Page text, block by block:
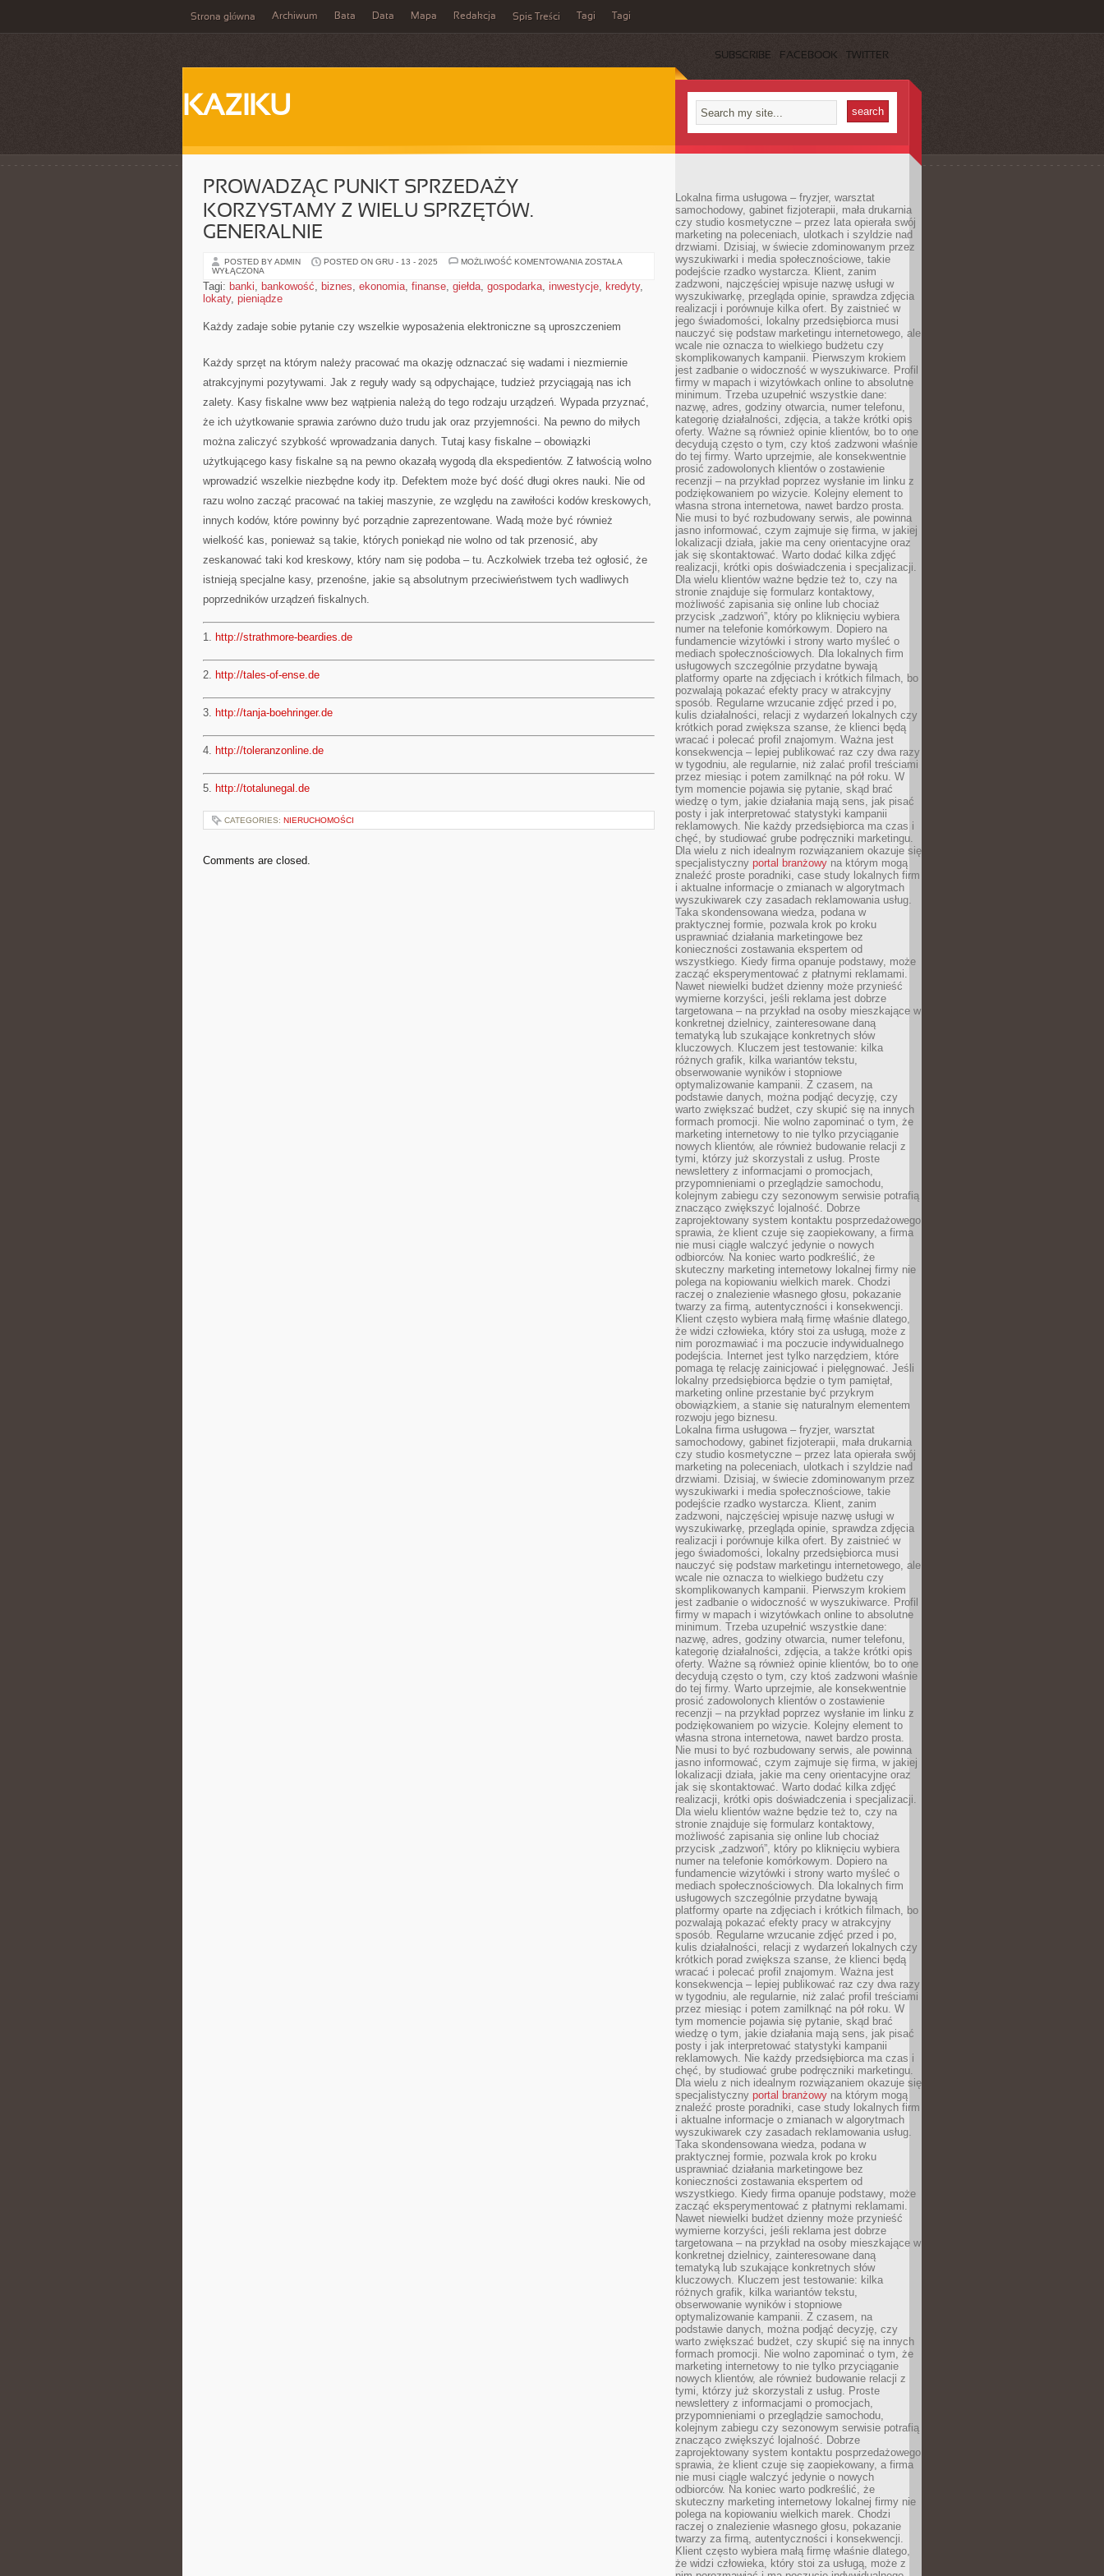
Strona główna Archiwum Bata Data Mapa Redakcja Spis Treści Tagi Tagi
SUBSCRIBE FACEBOOK TWITTER
KAZIKU
PROWADZĄC PUNKT SPRZEDAŻY
KORZYSTAMY Z WIELU SPRZĘTÓW.
GENERALNIE
POSTED BY ADMIN POSTED ON GRU - 13 - 2025 MOŻLIWOŚĆ KOMENTOWANIA PROWADZĄC
KORZYSTAMY
GENERALNIE
ZOSTAŁA
WYŁĄCZONA
Tagi: banki, bankowość, biznes, ekonomia, finanse, giełda, gospodarka, inwestycje, kredyty,
lokaty, pieniądze
Każdy zadaje sobie pytanie czy wszelkie wyposażenia elektroniczne są uproszczeniem
Każdy sprzęt na którym należy pracować ma okazję odznaczać się wadami i niezmiernie
atrakcyjnymi pozytywami. Jak z reguły wady są odpychające, tudzież przyciągają nas ich
zalety. Kasy fiskalne www bez wątpienia należą do tego rodzaju urządzeń. Wypada przyznać,
że ich użytkowanie sprawia zarówno dużo trudu jak oraz przyjemności. Na pewno do miłych
można zaliczyć szybkość wprowadzania danych. Tutaj kasy fiskalne – obowiązki
użytkującego kasy fiskalne są na pewno okazałą wygodą dla ekspedientów. Z łatwością wolno
wprowadzić wszelkie niezbędne kody itp. Defektem może być dość długi okres nauki. Nie od
razu wolno zacząć pracować na takiej maszynie, ze względu na zawiłości kodów kreskowych,
innych kodów, które powinny być porządnie zaprezentowane. Wadą może być również
wielkość kas, ponieważ są takie, których poniekąd nie wolno od tak przenosić, aby
zeskanować taki kod kreskowy, który nam się podoba – tu. Aczkolwiek trzeba też ogłosić, że
istnieją specjalne kasy, przenośne, jakie są absolutnym przeciwieństwem tych wadliwych
poprzedników urządzeń fiskalnych.
1. http://strathmore-beardies.de
2. http://tales-of-ense.de
3. http://tanja-boehringer.de
4. http://toleranzonline.de
5. http://totalunegal.de
CATEGORIES: NIERUCHOMOŚCI
Comments are closed.
Lokalna firma usługowa – fryzjer, warsztat
samochodowy, gabinet fizjoterapii, mała drukarnia
czy studio kosmetyczne – przez lata opierała swój
marketing na poleceniach, ulotkach i szyldzie nad
drzwiami. Dzisiaj, w świecie zdominowanym przez
wyszukiwarki i media społecznościowe, takie
podejście rzadko wystarcza. Klient, zanim
zadzwoni, najczęściej wpisuje nazwę usługi w
wyszukiwarkę, przegląda opinie, sprawdza zdjęcia
realizacji i porównuje kilka ofert. By zaistnieć w
jego świadomości, lokalny przedsiębiorca musi
nauczyć się podstaw marketingu internetowego, ale
wcale nie oznacza to wielkiego budżetu czy
skomplikowanych kampanii. Pierwszym krokiem
jest zadbanie o widoczność w wyszukiwarce. Profil
firmy w mapach i wizytówkach online to absolutne
minimum. Trzeba uzupełnić wszystkie dane:
nazwę, adres, godziny otwarcia, numer telefonu,
kategorię działalności, zdjęcia, a także krótki opis
oferty. Ważne są również opinie klientów, bo to one
decydują często o tym, czy ktoś zadzwoni właśnie
do tej firmy. Warto uprzejmie, ale konsekwentnie
prosić zadowolonych klientów o zostawienie
recenzji – na przykład poprzez wysłanie im linku z
podziękowaniem po wizycie. Kolejny element to
własna strona internetowa, nawet bardzo prosta.
Nie musi to być rozbudowany serwis, ale powinna
jasno informować, czym zajmuje się firma, w jakiej
lokalizacji działa, jakie ma ceny orientacyjne oraz
jak się skontaktować. Warto dodać kilka zdjęć
realizacji, krótki opis doświadczenia i specjalizacji.
Dla wielu klientów ważne będzie też to, czy na
stronie znajduje się formularz kontaktowy,
możliwość zapisania się online lub chociaż
przycisk „zadzwoń”, który po kliknięciu wybiera
numer na telefonie komórkowym. Dopiero na
fundamencie wizytówki i strony warto myśleć o
mediach społecznościowych. Dla lokalnych firm
usługowych szczególnie przydatne bywają
platformy oparte na zdjęciach i krótkich filmach, bo
pozwalają pokazać efekty pracy w atrakcyjny
sposób. Regularne wrzucanie zdjęć przed i po,
kulis działalności, relacji z wydarzeń lokalnych czy
krótkich porad zwiększa szanse, że klienci będą
wracać i polecać profil znajomym. Ważna jest
konsekwencja – lepiej publikować raz czy dwa razy
w tygodniu, ale regularnie, niż zalać profil treściami
przez miesiąc i potem zamilknąć na pół roku. W
tym momencie pojawia się pytanie, skąd brać
wiedzę o tym, jakie działania mają sens, jak pisać
posty i jak interpretować statystyki kampanii
reklamowych. Nie każdy przedsiębiorca ma czas i
chęć, by studiować grube podręczniki marketingu.
Dla wielu z nich idealnym rozwiązaniem okazuje się
specjalistyczny portal branżowy na którym mogą
znaleźć proste poradniki, case study lokalnych firm
i aktualne informacje o zmianach w algorytmach
wyszukiwarek czy zasadach reklamowania usług.
Taka skondensowana wiedza, podana w
praktycznej formie, pozwala krok po kroku
usprawniać działania marketingowe bez
konieczności zostawania ekspertem od
wszystkiego. Kiedy firma opanuje podstawy, może
zacząć eksperymentować z płatnymi reklamami.
Nawet niewielki budżet dzienny może przynieść
wymierne korzyści, jeśli reklama jest dobrze
targetowana – na przykład na osoby mieszkające w
konkretnej dzielnicy, zainteresowane daną
tematyką lub szukające konkretnych słów
kluczowych. Kluczem jest testowanie: kilka
różnych grafik, kilka wariantów tekstu,
obserwowanie wyników i stopniowe
optymalizowanie kampanii. Z czasem, na
podstawie danych, można podjąć decyzję, czy
warto zwiększać budżet, czy skupić się na innych
formach promocji. Nie wolno zapominać o tym, że
marketing internetowy to nie tylko przyciąganie
nowych klientów, ale również budowanie relacji z
tymi, którzy już skorzystali z usług. Proste
newslettery z informacjami o promocjach,
przypomnieniami o przeglądzie samochodu,
kolejnym zabiegu czy sezonowym serwisie potrafią
znacząco zwiększyć lojalność. Dobrze
zaprojektowany system kontaktu posprzedażowego
sprawia, że klient czuje się zaopiekowany, a firma
nie musi ciągle walczyć jedynie o nowych
odbiorców. Na koniec warto podkreślić, że
skuteczny marketing internetowy lokalnej firmy nie
polega na kopiowaniu wielkich marek. Chodzi
raczej o znalezienie własnego głosu, pokazanie
twarzy za firmą, autentyczności i konsekwencji.
Klient często wybiera małą firmę właśnie dlatego,
że widzi człowieka, który stoi za usługą, może z
nim porozmawiać i ma poczucie indywidualnego
podejścia. Internet jest tylko narzędziem, które
pomaga tę relację zainicjować i pielęgnować. Jeśli
lokalny przedsiębiorca będzie o tym pamiętał,
marketing online przestanie być przykrym
obowiązkiem, a stanie się naturalnym elementem
rozwoju jego biznesu.
Lokalna firma usługowa – fryzjer, warsztat
samochodowy, gabinet fizjoterapii, mała drukarnia
czy studio kosmetyczne – przez lata opierała swój
marketing na poleceniach, ulotkach i szyldzie nad
drzwiami. Dzisiaj, w świecie zdominowanym przez
wyszukiwarki i media społecznościowe, takie
podejście rzadko wystarcza. Klient, zanim
zadzwoni, najczęściej wpisuje nazwę usługi w
wyszukiwarkę, przegląda opinie, sprawdza zdjęcia
realizacji i porównuje kilka ofert. By zaistnieć w
jego świadomości, lokalny przedsiębiorca musi
nauczyć się podstaw marketingu internetowego, ale
wcale nie oznacza to wielkiego budżetu czy
skomplikowanych kampanii. Pierwszym krokiem
jest zadbanie o widoczność w wyszukiwarce. Profil
firmy w mapach i wizytówkach online to absolutne
minimum. Trzeba uzupełnić wszystkie dane:
nazwę, adres, godziny otwarcia, numer telefonu,
kategorię działalności, zdjęcia, a także krótki opis
oferty. Ważne są również opinie klientów, bo to one
decydują często o tym, czy ktoś zadzwoni właśnie
do tej firmy. Warto uprzejmie, ale konsekwentnie
prosić zadowolonych klientów o zostawienie
recenzji – na przykład poprzez wysłanie im linku z
podziękowaniem po wizycie. Kolejny element to
własna strona internetowa, nawet bardzo prosta.
Nie musi to być rozbudowany serwis, ale powinna
jasno informować, czym zajmuje się firma, w jakiej
lokalizacji działa, jakie ma ceny orientacyjne oraz
jak się skontaktować. Warto dodać kilka zdjęć
realizacji, krótki opis doświadczenia i specjalizacji.
Dla wielu klientów ważne będzie też to, czy na
stronie znajduje się formularz kontaktowy,
możliwość zapisania się online lub chociaż
przycisk „zadzwoń”, który po kliknięciu wybiera
numer na telefonie komórkowym. Dopiero na
fundamencie wizytówki i strony warto myśleć o
mediach społecznościowych. Dla lokalnych firm
usługowych szczególnie przydatne bywają
platformy oparte na zdjęciach i krótkich filmach, bo
pozwalają pokazać efekty pracy w atrakcyjny
sposób. Regularne wrzucanie zdjęć przed i po,
kulis działalności, relacji z wydarzeń lokalnych czy
krótkich porad zwiększa szanse, że klienci będą
wracać i polecać profil znajomym. Ważna jest
konsekwencja – lepiej publikować raz czy dwa razy
w tygodniu, ale regularnie, niż zalać profil treściami
przez miesiąc i potem zamilknąć na pół roku. W
tym momencie pojawia się pytanie, skąd brać
wiedzę o tym, jakie działania mają sens, jak pisać
posty i jak interpretować statystyki kampanii
reklamowych. Nie każdy przedsiębiorca ma czas i
chęć, by studiować grube podręczniki marketingu.
Dla wielu z nich idealnym rozwiązaniem okazuje się
specjalistyczny portal branżowy na którym mogą
znaleźć proste poradniki, case study lokalnych firm
i aktualne informacje o zmianach w algorytmach
wyszukiwarek czy zasadach reklamowania usług.
Taka skondensowana wiedza, podana w
praktycznej formie, pozwala krok po kroku
usprawniać działania marketingowe bez
konieczności zostawania ekspertem od
wszystkiego. Kiedy firma opanuje podstawy, może
zacząć eksperymentować z płatnymi reklamami.
Nawet niewielki budżet dzienny może przynieść
wymierne korzyści, jeśli reklama jest dobrze
targetowana – na przykład na osoby mieszkające w
konkretnej dzielnicy, zainteresowane daną
tematyką lub szukające konkretnych słów
kluczowych. Kluczem jest testowanie: kilka
różnych grafik, kilka wariantów tekstu,
obserwowanie wyników i stopniowe
optymalizowanie kampanii. Z czasem, na
podstawie danych, można podjąć decyzję, czy
warto zwiększać budżet, czy skupić się na innych
formach promocji. Nie wolno zapominać o tym, że
marketing internetowy to nie tylko przyciąganie
nowych klientów, ale również budowanie relacji z
tymi, którzy już skorzystali z usług. Proste
newslettery z informacjami o promocjach,
przypomnieniami o przeglądzie samochodu,
kolejnym zabiegu czy sezonowym serwisie potrafią
znacząco zwiększyć lojalność. Dobrze
zaprojektowany system kontaktu posprzedażowego
sprawia, że klient czuje się zaopiekowany, a firma
nie musi ciągle walczyć jedynie o nowych
odbiorców. Na koniec warto podkreślić, że
skuteczny marketing internetowy lokalnej firmy nie
polega na kopiowaniu wielkich marek. Chodzi
raczej o znalezienie własnego głosu, pokazanie
twarzy za firmą, autentyczności i konsekwencji.
Klient często wybiera małą firmę właśnie dlatego,
że widzi człowieka, który stoi za usługą, może z